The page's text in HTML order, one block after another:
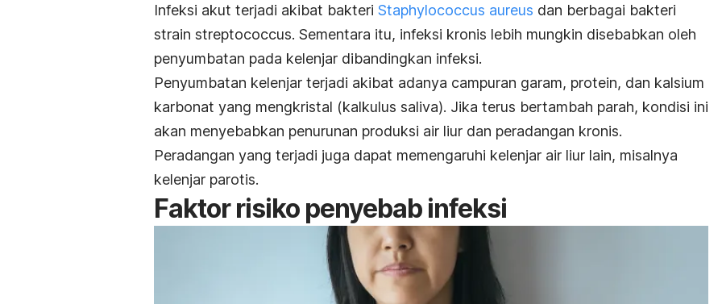
Infeksi akut terjadi akibat bakteri Staphylococcus aureus dan berbagai bakteri
strain streptococcus. Sementara itu, infeksi kronis lebih mungkin disebabkan oleh
penyumbatan pada kelenjar dibandingkan infeksi.
Penyumbatan kelenjar terjadi akibat adanya campuran garam, protein, dan kalsium
karbonat yang mengkristal (kalkulus saliva). Jika terus bertambah parah, kondisi ini
akan menyebabkan penurunan produksi air liur dan peradangan kronis.
Peradangan yang terjadi juga dapat memengaruhi kelenjar air liur lain, misalnya
kelenjar parotis.
Faktor risiko penyebab infeksi